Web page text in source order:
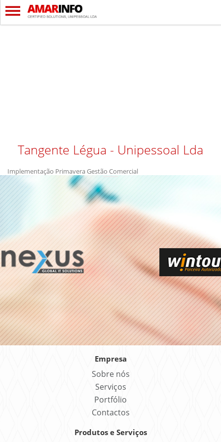
Tangente Légua - Unipessoal Lda
Implementação Primavera Gestão Comercial
Empresa
Sobre nós
Serviços
Portfólio
Contactos
Produtos e Serviços